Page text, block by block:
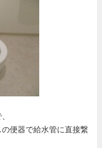
便器で給水管に直接繋